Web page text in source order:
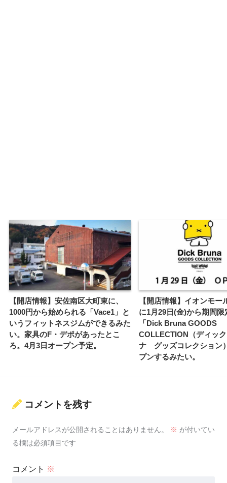
【開店情報】安佐南区大町東に、
1000円から始められる「Vace1」と
いうフィットネスジムができるみた
い。家具のF・デポがあったとこ
ろ。4月3日オープン予定。
【開店情報】イオンモー
に1月29日(金)から期間限
「Dick Bruna GOODS
COLLECTION（ディッ
ナ グッズコレクション
プンするみたい。
コメントを残す
メールアドレスが公開されることはありません。 ※ が付いてい
る欄は必須項目です
コメント ※